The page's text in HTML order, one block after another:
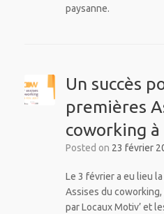
paysanne.
Un succès
premières
coworking à
Posted on 23 février
Le 3 février a eu lieu
Assises du
par Locaux Motiv’ et